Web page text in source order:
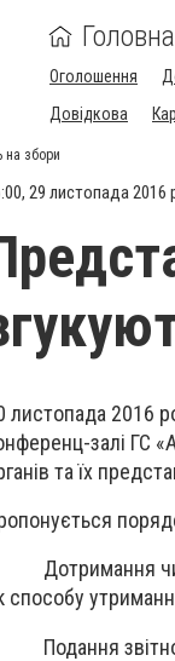
Головна
Оголошення
Довідкова
на збори
29 листопада 2016
листопада 2016
залі ГС
та їх
Дотримання
способу
Подання